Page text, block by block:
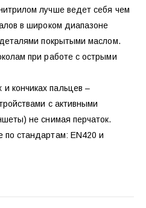
лучше ведет себя чем
в широком диапазоне
покрытыми маслом.
при работе с острыми
кончиках пальцев –
с активными
не снимая перчаток.
стандартам: EN420 и